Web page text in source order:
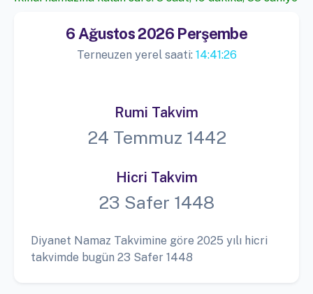
6 Ağustos 2026 Perşembe
Terneuzen yerel saati: 14:41:27
Rumi Takvim
24 Temmuz 1442
Hicri Takvim
23 Safer 1448
Diyanet Namaz Takvimine göre 2025 yılı hicri
takvimde bugün 23 Safer 1448